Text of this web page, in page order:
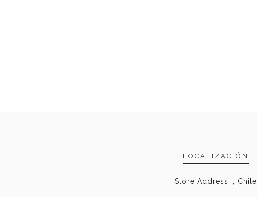
LOCALIZACIÓN
Store Address, , Chile